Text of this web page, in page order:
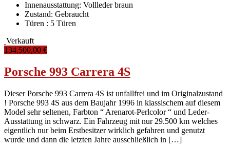
Innenausstattung: Vollleder braun
Zustand: Gebraucht
Türen : 5 Türen
Verkauft
134.500,00 €
Porsche 993 Carrera 4S
Dieser Porsche 993 Carrera 4S ist unfallfrei und im Originalzustand
! Porsche 993 4S aus dem Baujahr 1996 in klassischem auf diesem
Model sehr seltenen, Farbton “ Arenarot-Perlcolor “ und Leder-
Ausstattung in schwarz. Ein Fahrzeug mit nur 29.500 km welches
eigentlich nur beim Erstbesitzer wirklich gefahren und genutzt
wurde und dann die letzten Jahre ausschließlich in […]